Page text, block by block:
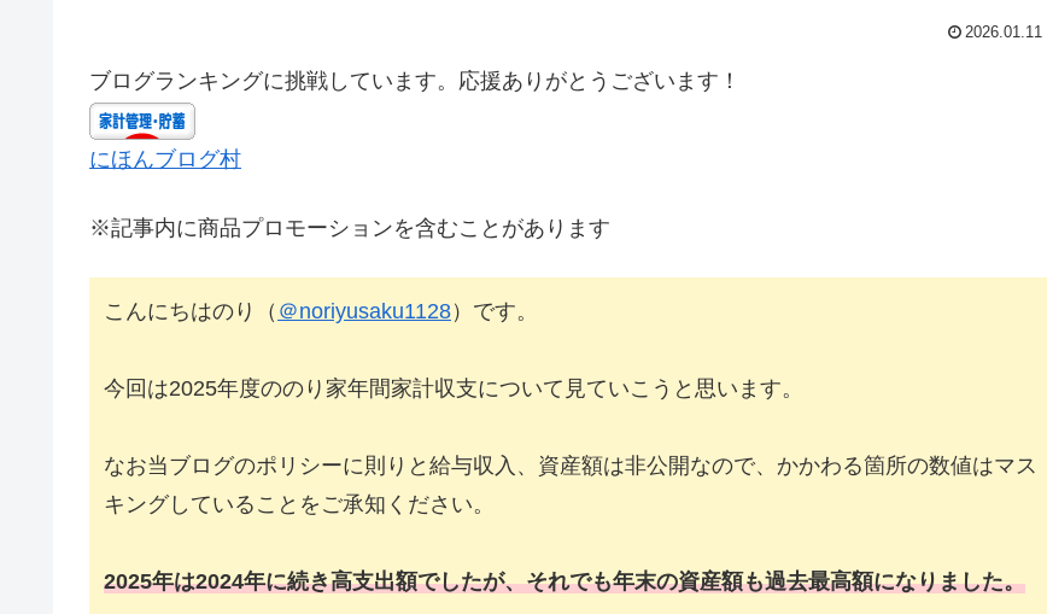
2026.01.11
ブログランキングに挑戦しています。応援ありがとうございます！
にほんブログ村
※記事内に商品プロモーションを含むことがあります
こんにちはのり（ ＠noriyusaku1128）です。
今回は2025年度ののり家年間家計収支について見ていこうと思います。
なお当ブログのポリシーに則りと給与収入、資産額は非公開なので、かかわる箇所の数値はマス
キングしていることをご承知ください。
2025年は2024年に続き高支出額でしたが、それでも年末の資産額も過去最高額になりました。